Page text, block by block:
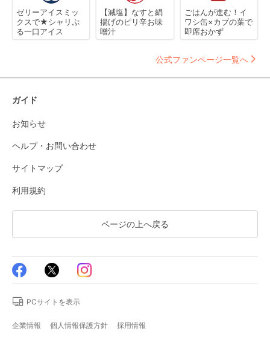
ゼリーアイスミッ
クスで★シャリぷ
る一口アイス
【減塩】なすと絹
揚げのピリ辛お味
噌汁
ごはんが進む！イ
ワシ缶×カブの葉で
即席おかず
公式ファンページ一覧へ
ガイド
お知らせ
ヘルプ・お問い合わせ
サイトマップ
利用規約
ページの上へ戻る
PCサイトを表示
企業情報 個人情報保護方針 採用情報